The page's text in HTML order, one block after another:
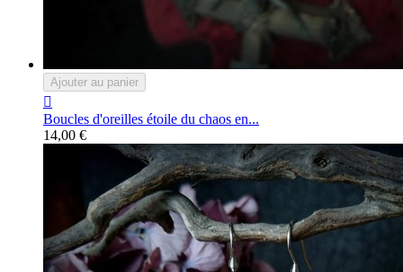
Ajouter au panier

Boucles d'oreilles étoile du chaos en...
14,00 €